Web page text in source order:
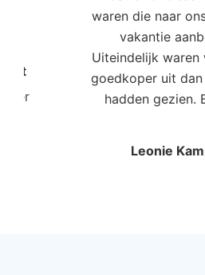
waren die naar
vakantie
Uiteindelijk waren
goedkoper uit
hadden gezien.
Leonie